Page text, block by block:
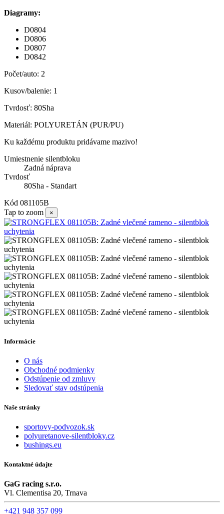
Diagramy:
D0804
D0806
D0807
D0842
Počet/auto: 2
Kusov/balenie: 1
Tvrdosť: 80Sha
Materiál: POLYURETÁN (PUR/PU)
Ku každému produktu pridávame mazivo!
Umiestnenie silentbloku
Zadná náprava
Tvrdosť
80Sha - Standart
Kód 081105B
Tap to zoom
×
Informácie
O nás
Obchodné podmienky
Odstúpenie od zmluvy
Sledovať stav odstúpenia
Naše stránky
sportovy-podvozok.sk
polyuretanove-silentbloky.cz
bushings.eu
Kontaktné údajte
GaG racing s.r.o.
Vl. Clementisa 20, Trnava
+421 948 357 099